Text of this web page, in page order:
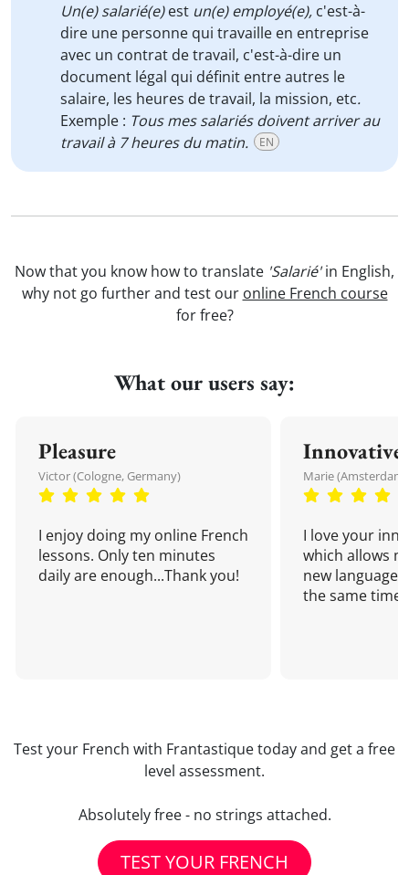
Un(e) salarié(e)est un(e) employé(e), c'est-à-
dire une personne qui travaille en entreprise
avec un contrat de travail, c'est-à-dire un
document légal qui définit entre autres le
salaire, les heures de travail, la mission, etc.
Exemple : Tous mes salariés doivent arriver au
travail à 7 heures du matin.
EN
Now that you know how to translate 'Salarié'in English,
why not go further and test our online French course
for free?
What our users say:
Pleasure
Victor (Cologne, Germany)
I enjoy doing my online French
lessons. Only ten minutes
daily are enough...Thank you!
Innovative
Marie
I love your
which allows
new language
the same time!
Test your French with Frantastique today and get a free
level assessment.
Absolutely free - no strings attached.
TEST YOUR FRENCH